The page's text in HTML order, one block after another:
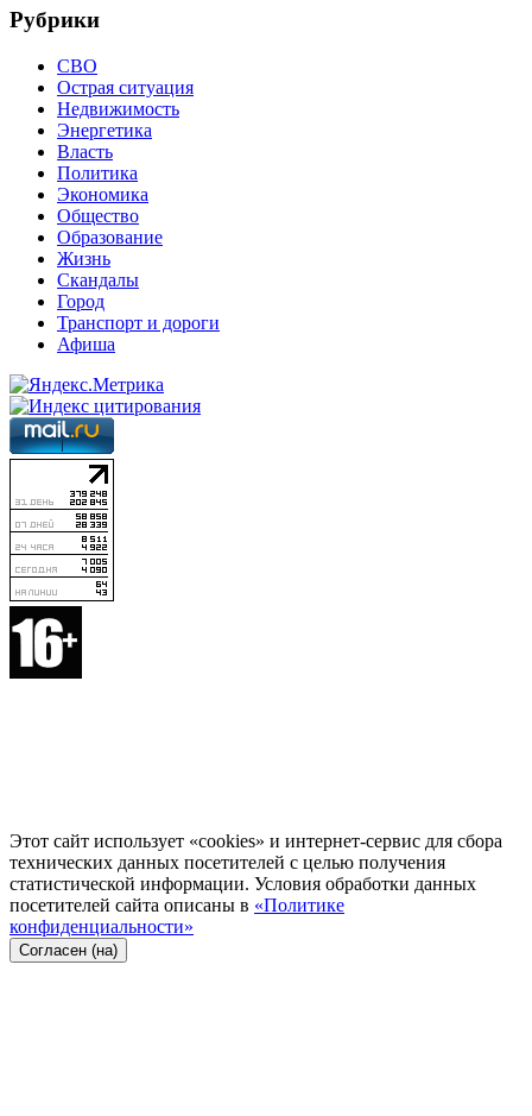
Рубрики
СВО
Острая ситуация
Недвижимость
Энергетика
Власть
Политика
Экономика
Общество
Образование
Жизнь
Скандалы
Город
Транспорт и дороги
Афиша
Этот сайт использует «cookies» и интернет-сервис для сбора
технических данных посетителей с целью получения
статистической информации. Условия обработки данных
посетителей сайта описаны в «Политике
конфиденциальности»
Согласен (на)